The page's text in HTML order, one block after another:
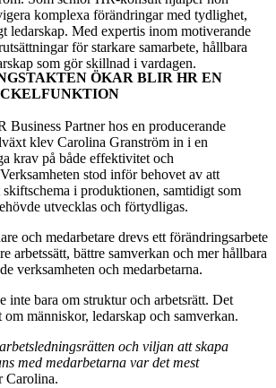
komplexa förändringar med tydlighet,
ledarskap. Med expertis inom motiverande
för starkare samarbete, hållbara
som gör skillnad i vardagen.
ÖKAR BLIR HR EN
Business Partner hos en producerande
klev Carolina Granström in i en
krav på både effektivitet och
stod inför behovet av att
i produktionen, samtidigt som
utvecklas och förtydligas.
och medarbetare drevs ett förändringsarbete
arbetssätt, bättre samverkan och mer hållbara
verksamheten och medarbetarna.
inte bara om struktur och arbetsrätt. Det
människor, ledarskap och samverkan.
och viljan att skapa
med medarbetarna var det mest
Carolina.